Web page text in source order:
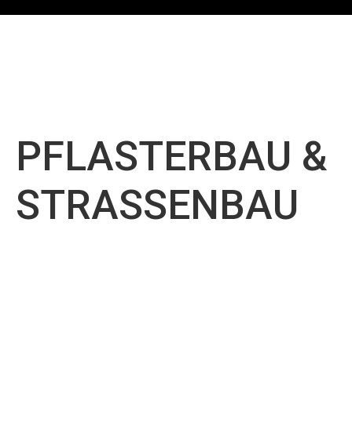
PFLASTERBAU &
STRASSENBAU